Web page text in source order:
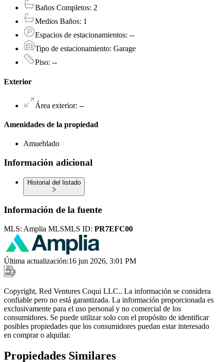
Baños Completos: 2
Medios Baños: 1
Espacios de estacionamientos: --
Tipo de estacionamiento: Garage
Piso: --
Exterior
Área exterior: --
Amenidades de la propiedad
Amueblado
Información adicional
Historial del listado
Información de la fuente
MLS: Amplia MLSMLS ID: PR7EFC00
Última actualización:16 jun 2026, 3:01 PM
Copyright, Red Ventures Coqui LLC.. La información se considera
confiable pero no está garantizada. La información proporcionada es
exclusivamente para el uso personal y no comercial de los
consumidores. Se puede utilizar solo con el propósito de identificar
posibles propiedades que los consumidores puedan estar interesado
en comprar o alquilar.
Propiedades Similares